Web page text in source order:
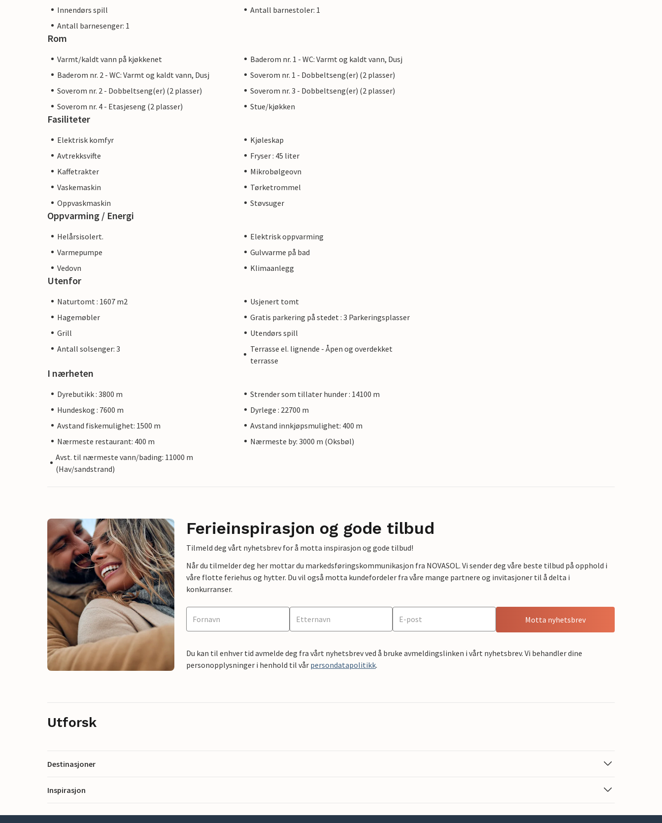
Innendørs spill
Antall barnestoler: 1
Antall barnesenger: 1
Rom
Varmt/kaldt vann på kjøkkenet
Baderom nr. 1 - WC: Varmt og kaldt vann, Dusj
Baderom nr. 2 - WC: Varmt og kaldt vann, Dusj
Soverom nr. 1 - Dobbeltseng(er) (2 plasser)
Soverom nr. 2 - Dobbeltseng(er) (2 plasser)
Soverom nr. 3 - Dobbeltseng(er) (2 plasser)
Soverom nr. 4 - Etasjeseng (2 plasser)
Stue/kjøkken
Fasiliteter
Elektrisk komfyr
Kjøleskap
Avtrekksvifte
Fryser : 45 liter
Kaffetrakter
Mikrobølgeovn
Vaskemaskin
Tørketrommel
Oppvaskmaskin
Støvsuger
Oppvarming / Energi
Helårsisolert.
Elektrisk oppvarming
Varmepumpe
Gulvvarme på bad
Vedovn
Klimaanlegg
Utenfor
Naturtomt : 1607 m2
Usjenert tomt
Hagemøbler
Gratis parkering på stedet : 3 Parkeringsplasser
Grill
Utendørs spill
Antall solsenger: 3
Terrasse el. lignende - Åpen og overdekket
terrasse
I nærheten
Dyrebutikk : 3800 m
Strender som tillater hunder : 14100 m
Hundeskog : 7600 m
Dyrlege : 22700 m
Avstand fiskemulighet: 1500 m
Avstand innkjøpsmulighet: 400 m
Nærmeste restaurant: 400 m
Nærmeste by: 3000 m (Oksbøl)
Avst. til nærmeste vann/bading: 11000 m
(Hav/sandstrand)
Ferieinspirasjon og gode tilbud
Tilmeld deg vårt nyhetsbrev for å motta inspirasjon og gode tilbud!
Når du tilmelder deg her mottar du markedsføringskommunikasjon fra NOVASOL. Vi sender deg våre beste tilbud på opphold i
våre flotte feriehus og hytter. Du vil også motta kundefordeler fra våre mange partnere og invitasjoner til å delta i
konkurranser.
Motta nyhetsbrev
Du kan til enhver tid avmelde deg fra vårt nyhetsbrev ved å bruke avmeldingslinken i vårt nyhetsbrev. Vi behandler dine
personopplysninger i henhold til vår persondatapolitikk.
Utforsk
Destinasjoner
Inspirasjon